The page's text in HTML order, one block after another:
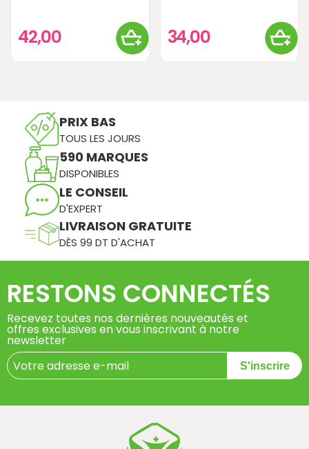
42,00 34,00
PRIX BAS
TOUS LES JOURS
590 MARQUES
DISPONIBLES
LE CONSEIL
D'EXPERT
LIVRAISON GRATUITE
DÈS 99 DT D'ACHAT
RESTONS CONNECTÉS
Recevez toutes nos dernières nouveautés et
offres exclusives en vous inscrivant à notre
newsletter
S'inscrire